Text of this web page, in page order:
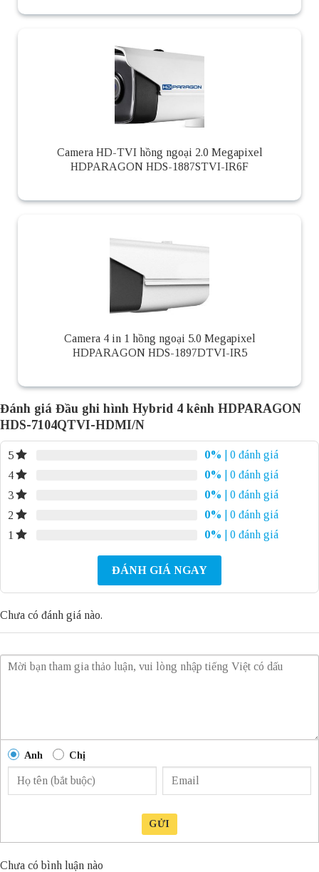
Camera HD-TVI hồng ngoại 2.0 Megapixel
HDPARAGON HDS-1887STVI-IR6F
Camera 4 in 1 hồng ngoại 5.0 Megapixel
HDPARAGON HDS-1897DTVI-IR5
Đánh giá Đầu ghi hình Hybrid 4 kênh HDPARAGON
HDS-7104QTVI-HDMI/N
5 0%
| 0 đánh giá
4
0%
| 0 đánh giá
3
0%
| 0 đánh giá
2
0%
| 0 đánh giá
1
0% | 0 đánh giá
ĐÁNH GIÁ NGAY
Chưa có đánh giá nào.
Anh Chị
GỬI
Chưa có bình luận nào